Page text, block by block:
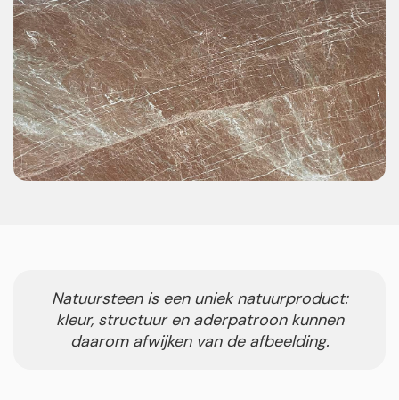
Natuursteen is een uniek natuurproduct:
kleur, structuur en aderpatroon kunnen
daarom afwijken van de afbeelding.